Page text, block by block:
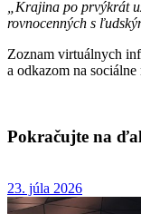
„Krajina po prvýkrát
rovnocenných s
Zoznam virtuálnych
a odkazom na
Pokračujte na
23. júla 2026